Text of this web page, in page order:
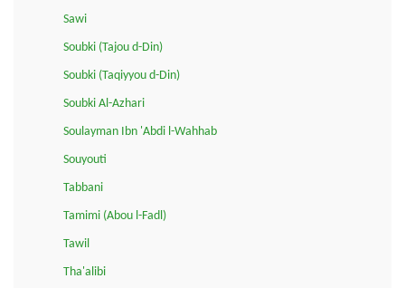
Sawi
Soubki (Tajou d-Din)
Soubki (Taqiyyou d-Din)
Soubki Al-Azhari
Soulayman Ibn 'Abdi l-Wahhab
Souyouti
Tabbani
Tamimi (Abou l-Fadl)
Tawil
Tha'alibi